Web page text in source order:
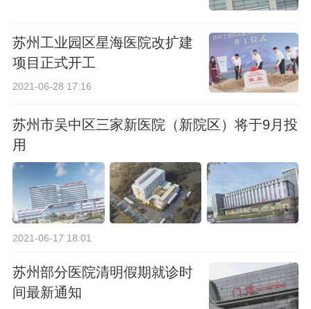
苏州工业园区星海医院改扩建
项目正式开工
2021-06-28 17:16
苏州市吴中区三家新医院（新院区）将于9月投
用
2021-06-17 18:01
苏州部分医院清明假期就诊时
间最新通知